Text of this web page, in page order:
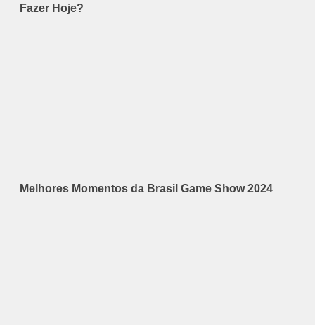
Fazer Hoje?
Melhores Momentos da Brasil Game Show 2024